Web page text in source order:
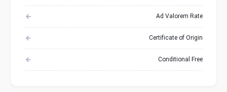
Ad Valorem Rate
Certificate of Origin
Conditional Free